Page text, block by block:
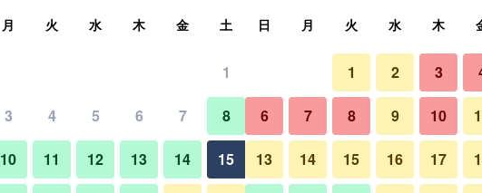
1泊あたり合計 その他
月 火 水 木 金 土
1
3 4 5 6 7 8
10 11 12 13 14 15
日 月 火 水 木
1 2 3
6 7 8 9 10
13 14 15 16 17